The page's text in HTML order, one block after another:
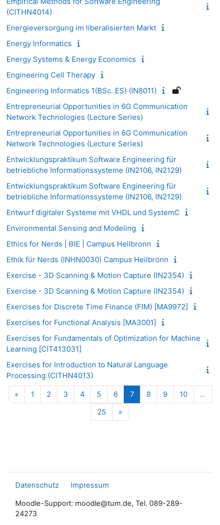
(CITHN4014)
Energieversorgung im liberalisierten Markt
Energy Informatics
Energy Systems & Energy Economics
Engineering Cell Therapy
Engineering Informatics 1(BSc. ES) (IN8011)
Entrepreneurial Opportunities in 6G Communication
Network Technologies (Lecture Series)
Entrepreneurial Opportunities in 6G Communication
Network Technologies (Lecture Series)
Entwicklungspraktikum Software Engineering für
betriebliche Informationssysteme (IN2106, IN2129)
Entwicklungspraktikum Software Engineering für
betriebliche Informationssysteme (IN2106, IN2129)
Entwurf digitaler Systeme mit VHDL und SystemC
Environmental Sensing and Modeling
Ethics for Nerds | BIE | Campus Heilbronn
Ethik für Nerds (INHN0030) Campus Heilbronn
Exercise - 3D Scanning & Motion Capture (IN2354)
Exercise - 3D Scanning & Motion Capture (IN2354)
Exercises for Discrete Time Finance (FIM) [MA9972]
Exercises for Functional Analysis [MA3001]
Exercises for Fundamentals of Optimization for Machine
Learning [CIT413031]
Exercises for Introduction to Natural Language
Processing (CITHN4013)
«Vorherige Seite
1 Seite 1
2Seite 2
3Seite 3
4Seite 4
5Seite 5
6Seite 6
7Seite 7
8Seite 8
9Seite 9
10Seite 10
…
25 Seite 25
»
Datenschutz Impressum
Moodle-Support: moodle@tum.de, Tel. 089-289-
24273